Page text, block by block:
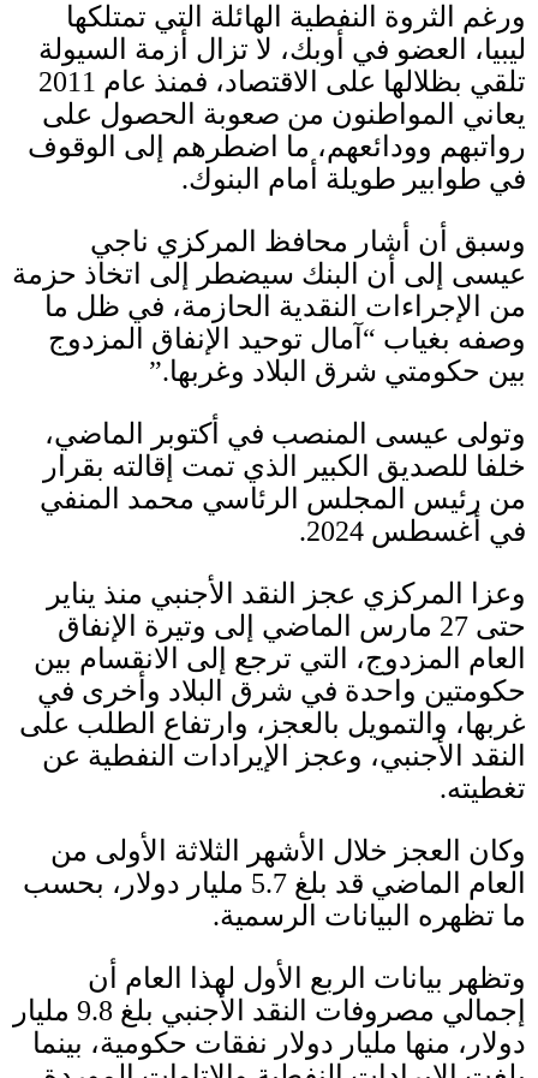
ورغم الثروة النفطية الهائلة التي تمتلكها
ليبيا، العضو في أوبك، لا تزال أزمة السيولة
تلقي بظلالها على الاقتصاد، فمنذ عام 2011
يعاني المواطنون من صعوبة الحصول على
رواتبهم وودائعهم، ما اضطرهم إلى الوقوف
في طوابير طويلة أمام البنوك.
وسبق أن أشار محافظ المركزي ناجي
عيسى إلى أن البنك سيضطر إلى اتخاذ حزمة
من الإجراءات النقدية الحازمة، في ظل ما
وصفه بغياب “آمال توحيد الإنفاق المزدوج
بين حكومتي شرق البلاد وغربها.”
وتولى عيسى المنصب في أكتوبر الماضي،
خلفا للصديق الكبير الذي تمت إقالته بقرار
من رئيس المجلس الرئاسي محمد المنفي
في أغسطس 2024.
وعزا المركزي عجز النقد الأجنبي منذ يناير
حتى 27 مارس الماضي إلى وتيرة الإنفاق
العام المزدوج، التي ترجع إلى الانقسام بين
حكومتين واحدة في شرق البلاد وأخرى في
غربها، والتمويل بالعجز، وارتفاع الطلب على
النقد الأجنبي، وعجز الإيرادات النفطية عن
تغطيته.
وكان العجز خلال الأشهر الثلاثة الأولى من
العام الماضي قد بلغ 5.7 مليار دولار، بحسب
ما تظهره البيانات الرسمية.
وتظهر بيانات الربع الأول لهذا العام أن
إجمالي مصروفات النقد الأجنبي بلغ 9.8 مليار
دولار، منها مليار دولار نفقات حكومية، بينما